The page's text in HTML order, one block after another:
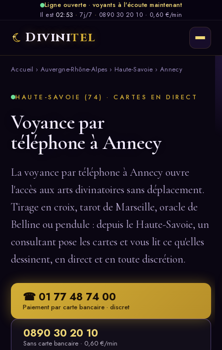
Ligne ouverte · voyants à l'écoute maintenant
Il est 02:53 · 7j/7 · 0890 30 20 10 · 0,60 €/min
Divinitel
Accueil › Auvergne-Rhône-Alpes › Haute-Savoie › Annecy
HAUTE-SAVOIE (74) · CARTES EN DIRECT
Voyance par
téléphone à Annecy
La voyance par téléphone à Annecy ouvre
l'accès aux arts divinatoires sans déplacement.
Tirage en croix, tarot de Marseille, oracle de
Belline ou pendule : depuis le Haute-Savoie, un
consultant pose les cartes et vous lit ce qu'elles
dessinent, en direct et en toute discrétion.
☎ 01 77 48 74 00
Paiement par carte bancaire · discret
0890 30 20 10
Sans carte bancaire · 0,60 €/min